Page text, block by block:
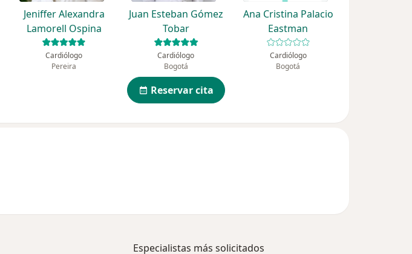
Jeniffer Alexandra
Lamorell Ospina
Cardiólogo
Pereira
Juan Esteban Gómez
Tobar
Cardiólogo
Bogotá
Reservar cita
Ana Cristina Palacio
Eastman
Cardiólogo
Bogotá
Especialistas más solicitados